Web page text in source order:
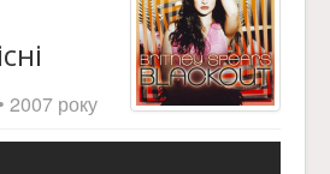
• 2007 року